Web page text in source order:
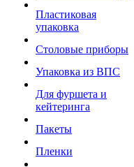
Пластиковая
упаковка
Столовые приборы
Упаковка из ВПС
Для фуршета и
кейтеринга
Пакеты
Пленки